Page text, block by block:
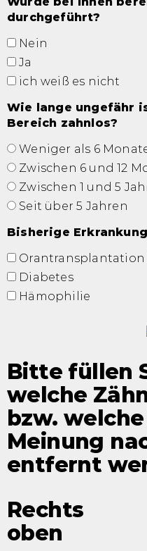
durchgeführt?
Nein
Ja
ich weiß es nicht
Wie lange ungefähr
Bereich zahnlos?
Weniger als 6
Zwischen 6 und 12
Zwischen 1 und 5
Seit über 5 Jahren
Bisherige
Orantransplantation
Diabetes
Hämophilie
Bitte füllen
welche
bzw.
Meinung
entfernt
Rechts
oben